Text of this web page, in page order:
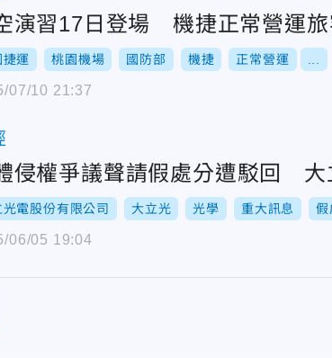
演習17日登場 機捷正常營運旅
運 桃園機場 國防部 機捷 正常營運
07/10 21:37
侵權爭議聲請假處分遭駁回 大
光電股份有限公司 大立光 光學 重大訊息 假
06/05 19:04